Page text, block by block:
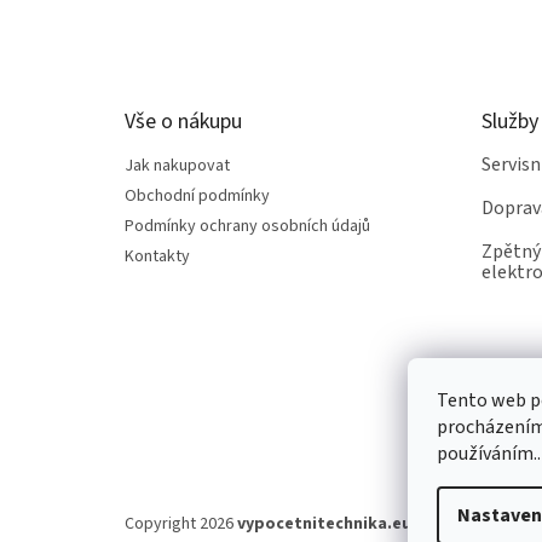
Tento web
Vše o nákupu
Jak nakupovat
Obchodní podmínky
Podmínky ochrany osobních údajů
Kontakty
Služby
Copyright 2026vypocetnitechnika.eu . Všechna práva